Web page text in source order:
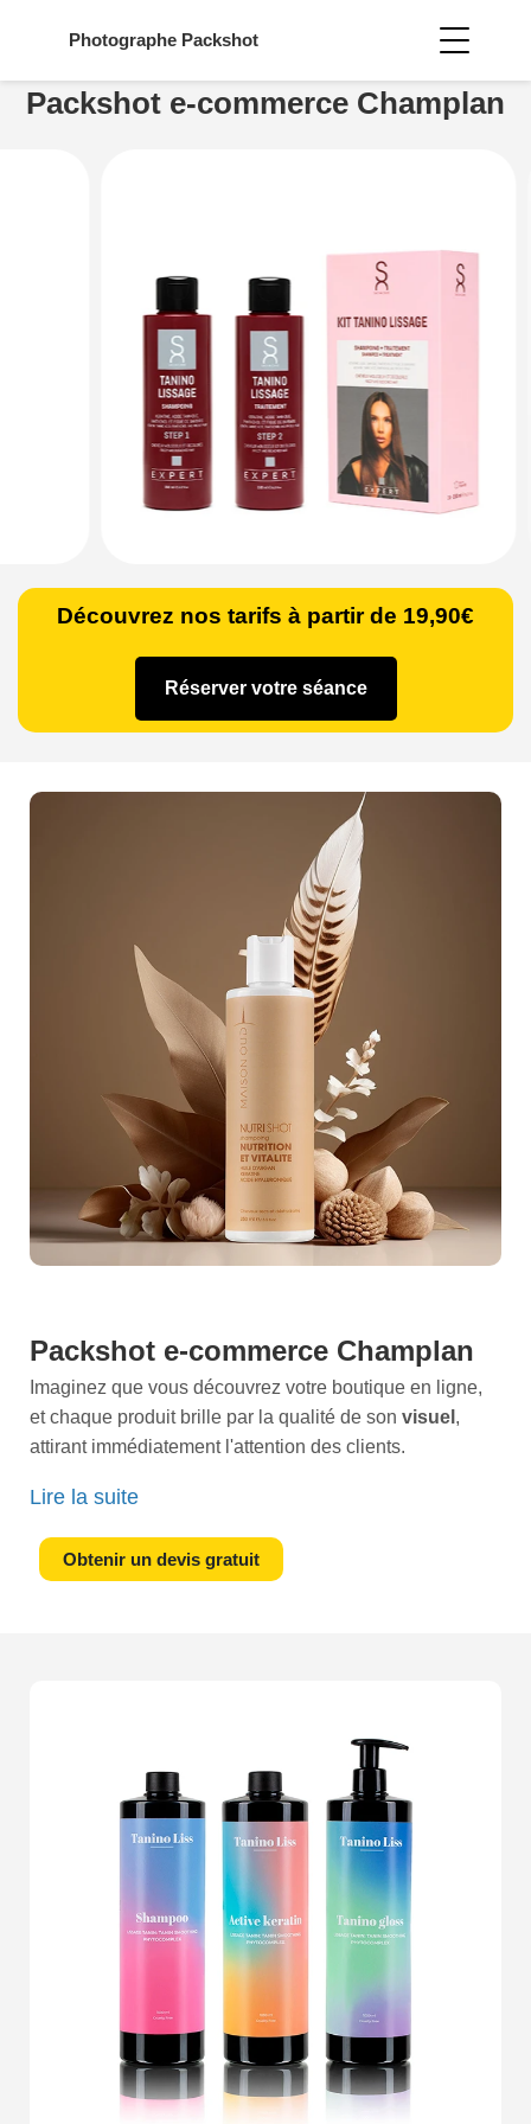
Photographe Packshot
Packshot e-commerce Champlan
Découvrez nos tarifs à partir de 19,90€
Réserver votre séance
Packshot e-commerce Champlan
Imaginez que vous découvrez votre boutique en ligne,
et chaque produit brille par la qualité de son visuel ,
attirant immédiatement l'attention des clients.
vous offrent. Chez nous, la
compte, et nous savons qu'en e-commerce, elle peut
faire toute la différence.Visualisez vos produits
de vos offres. Nous vous promettons des images qui
convertissent les visiteurs en clients.Imaginez aussi la
confiance que vos acheteurs auront en voyant vos
produits sous leur meilleur jour. Un bon packshot ne se
contente pas de montrer un produit, il raconte une
, il fait rêver. Chaque clic sur une de vos images
rapproche vos clients de la décision d'achat. Être à la
hauteur de cette attente, c'est notre spécialité.L'époque
des amateurs est révolue; chaque entreprise e-
commerce qui se respecte mérite des packshots
professionnels. Dites adieu à l'amateurisme et projetez
une image defiabilité et dequalité supérieure
à notre service, vous valorisez votre marque et vous
Lire la suite
Obtenir un devis gratuit